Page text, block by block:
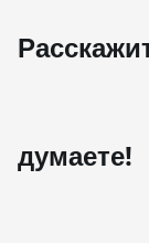
думаете!